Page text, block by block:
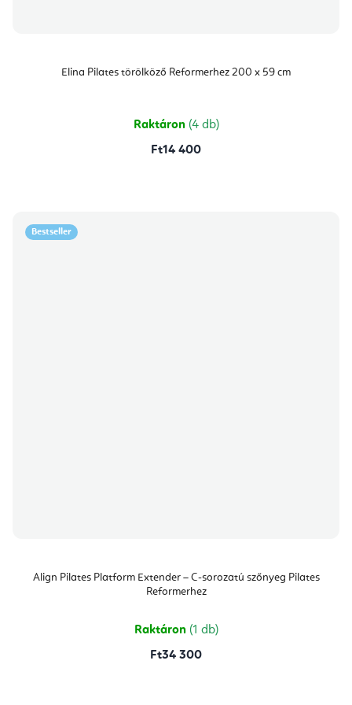
Elina Pilates törölköző Reformerhez 200 x 59 cm
Raktáron (4 db)
Ft14 400
Bestseller
Align Pilates Platform Extender – C-sorozatú szőnyeg Pilates
Reformerhez
Raktáron (1 db)
Ft34 300